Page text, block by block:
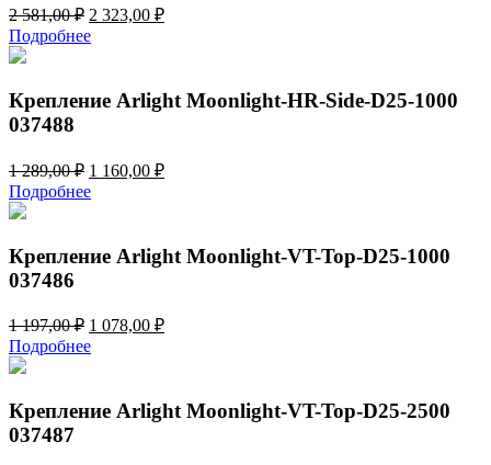
2 581,00₽ Первоначальная
цена
составляла
581,00 ₽.
2 323,00 ₽Текущая
Подробнее
Крепление Arlight Moonlight-HR-Side-D25-1000
037488
1 289,00₽ Первоначальная
цена
составляла
289,00 ₽.
1 160,00 ₽Текущая
Подробнее
Крепление Arlight Moonlight-VT-Top-D25-1000
037486
1 197,00₽ Первоначальная
цена
составляла
197,00 ₽.
1 078,00 ₽Текущая
Подробнее
Крепление Arlight Moonlight-VT-Top-D25-2500
037487